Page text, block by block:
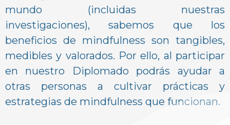
mundo (incluidas nuestras
investigaciones), sabemos que los
beneficios de mindfulness son tangibles,
medibles y valorados. Por ello, al participar
en nuestro Diplomado podrás ayudar a
otras personas a cultivar prácticas y
estrategias de mindfulness que funcionan.